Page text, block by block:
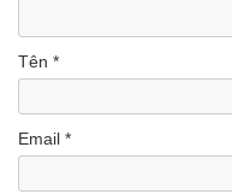
Tên *
Email *